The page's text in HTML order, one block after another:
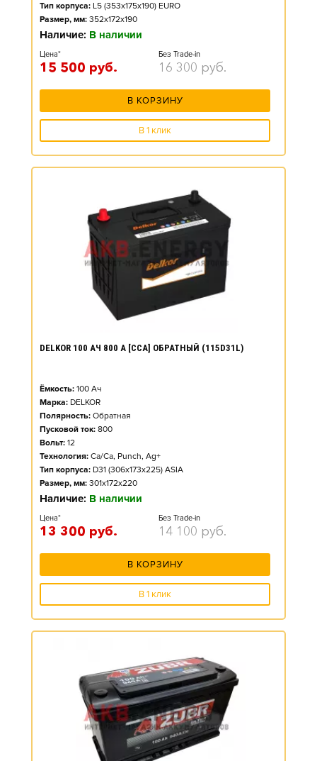
Тип корпуса: L5 (353x175x190) EURO
Размер, мм: 352x172x190
Наличие: В наличии
Цена*
15 500 руб.
Без Trade-in
16 300 руб.
В КОРЗИНУ
В 1 клик
DELKOR 100 АЧ 800 А [CCA] ОБРАТНЫЙ (115D31L)
Ёмкость: 100 Ач
Марка: DELKOR
Полярность: Обратная
Пусковой ток: 800
Вольт: 12
Технология: Ca/Ca, Punch, Ag+
Тип корпуса: D31 (306x173x225) ASIA
Размер, мм: 301x172x220
Наличие: В наличии
Цена*
13 300 руб.
Без Trade-in
14 100 руб.
В КОРЗИНУ
В 1 клик